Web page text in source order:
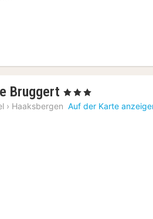
Bruggert 1
Nacht
, 3 Sterne
› Haaksbergen Auf der Karte